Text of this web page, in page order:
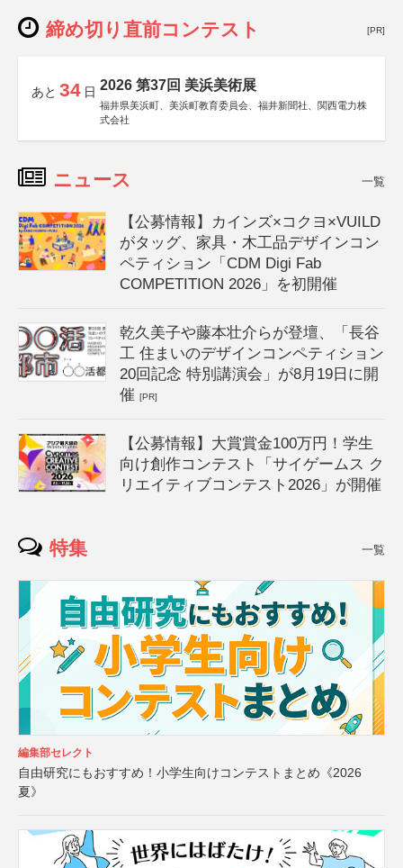
締め切り直前コンテスト [PR]
あと 34 日 2026 第37回 美浜美術展
福井県美浜町、美浜町教育委員会、福井新聞社、関西電力株
式会社
ニュース 一覧
【公募情報】カインズ×コクヨ×VUILD
がタッグ、家具・木工品デザインコン
ペティション「CDM Digi Fab
COMPETITION 2026」を初開催
乾久美子や藤本壮介らが登壇、「長谷
工 住まいのデザインコンペティション
20回記念 特別講演会」が8月19日に開
催[PR]
【公募情報】大賞賞金100万円！学生
向け創作コンテスト「サイゲームス ク
リエイティブコンテスト2026」が開催
特集 一覧
編集部セレクト
自由研究にもおすすめ！小学生向けコンテストまとめ《2026
夏》